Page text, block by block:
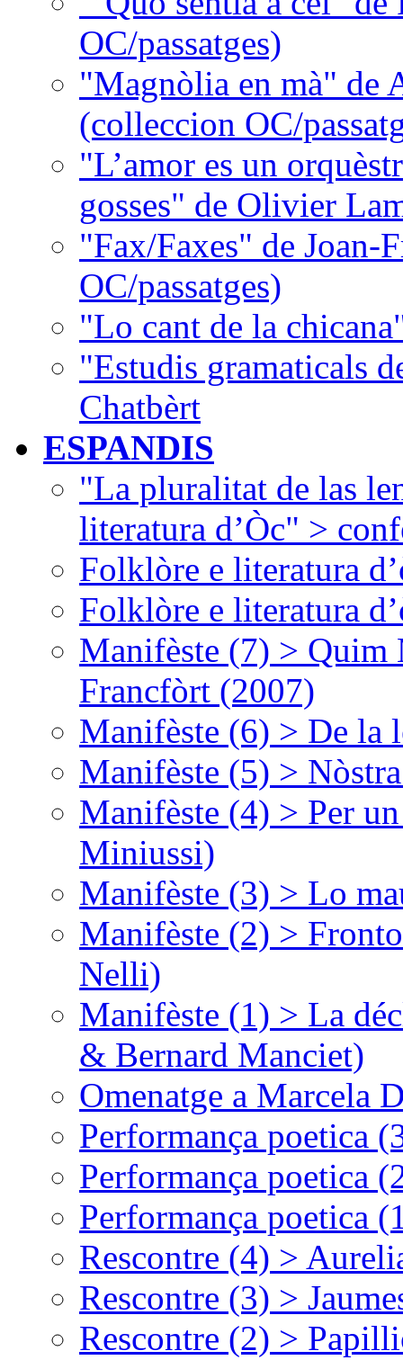
OC/passatges)
"Magnòlia en mà" de
(colleccion OC/
"L’amor es un
gosses" de Olivier
"Fax/Faxes" de Joan-
OC/passatges)
"Lo cant de la
"Estudis gramaticals
Chatbèrt
ESPANDIS
"La pluralitat de las
literatura d’Òc" >
Folklòre e literatura
Folklòre e literatura
Manifèste (7) > Quim
Francfòrt (2007)
Manifèste (6) > De la
Manifèste (5) >
Manifèste (4) > Per
Miniussi)
Manifèste (3) > Lo
Manifèste (2) >
Nelli)
Manifèste (1) > La
& Bernard Manciet)
Omenatge a Marcela
Performança poetica
Performança poetica
Performança poetica
Rescontre (4) >
Rescontre (3) >
Rescontre (2) >